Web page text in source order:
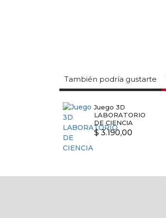
También podría gustarte
Juego 3D
LABORATORIO
DE CIENCIA
$ 3.190,00